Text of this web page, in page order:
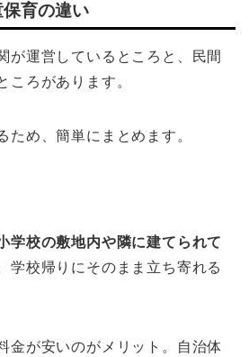
育の違い
が運営しているところと、民間
ころがあります。
ため、簡単にまとめます。
学校の敷地内や隣に建てられて
学校帰りにそのまま立ち寄れる
金が安いのがメリット。自治体